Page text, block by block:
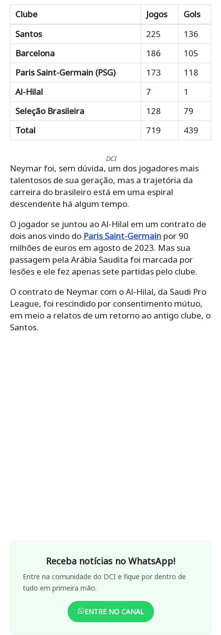
Clube Jogos
Gols
Santos
225
136
Barcelona
186
105
Paris Saint-Germain (PSG)
173
118
Al-Hilal
7
1
Seleção Brasileira
128
79
Total
719 439
DCI
Neymar foi, sem dúvida, um dos jogadores mais
talentosos de sua geração, mas a trajetória da
carreira do brasileiro está em uma espiral
descendente há algum tempo.
O jogador se juntou ao Al-Hilal em um contrato de
dois anos vindo do Paris Saint-Germain por 90
milhões de euros em agosto de 2023. Mas sua
passagem pela Arábia Saudita foi marcada por
lesões e ele fez apenas sete partidas pelo clube.
O contrato de Neymar com o Al-Hilal, da Saudi Pro
League, foi rescindido por consentimento mútuo,
em meio a relatos de um retorno ao antigo clube, o
Santos.
Receba notícias no WhatsApp!
Entre na comunidade do DCI e fique por dentro de
tudo em primeira mão.
ENTRE NO CANAL